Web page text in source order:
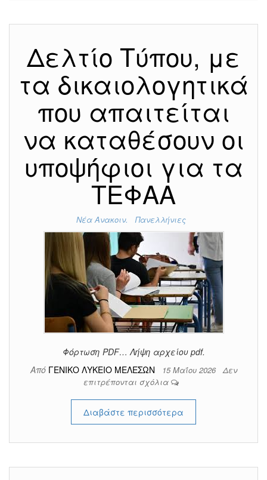
Δελτίο Τύπου, με
τα δικαιολογητικά
που απαιτείται
να καταθέσουν οι
υποψήφιοι για τα
ΤΕΦΑΑ
Νέα Ανακοιν. Πανελλήνιες
Φόρτωση PDF… Λήψη αρχείου pdf.
Από ΓΕΝΙΚΟ ΛΥΚΕΙΟ ΜΕΛΕΣΩΝ 15 Μαΐου 2026 Δεν
επιτρέπονται σχόλια
Διαβάστε περισσότερα